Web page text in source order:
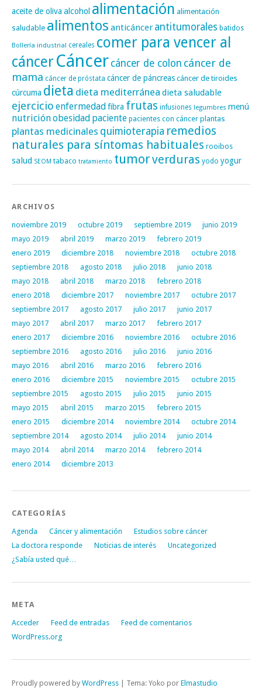
aceite de oliva alcohol alimentación alimentación
saludable alimentos anticáncer antitumorales batidos
Bollería industrial cereales comer para vencer al
cáncerCáncer cáncer de colon cáncer de
mama cáncer de próstata cáncer de páncreascáncer de tiroides
cúrcuma dieta dieta mediterránea dieta saludable
ejercicio enfermedadfibra frutas infusiones legumbres menú
nutriciónobesidad paciente pacientes con cáncer plantas
plantas medicinales quimioterapia remedios
naturales para síntomas habituales rooibos
salud SEOM tabaco tratamiento tumorverduras yodo yogur
ARCHIVOS
noviembre 2019 octubre 2019 septiembre 2019
junio 2019
mayo 2019
abril 2019 marzo 2019
febrero 2019
enero 2019
diciembre 2018 noviembre 2018
octubre 2018
septiembre 2018
agosto 2018 julio 2018
junio 2018
mayo 2018
abril 2018 marzo 2018
febrero 2018
enero 2018
diciembre 2017 noviembre 2017
octubre 2017
septiembre 2017
agosto 2017 julio 2017
junio 2017
mayo 2017
abril 2017 marzo 2017
febrero 2017
enero 2017
diciembre 2016 noviembre 2016
octubre 2016
septiembre 2016
agosto 2016 julio 2016
junio 2016
mayo 2016
abril 2016 marzo 2016
febrero 2016
enero 2016
diciembre 2015 noviembre 2015
octubre 2015
septiembre 2015
agosto 2015 julio 2015
junio 2015
mayo 2015
abril 2015 marzo 2015
febrero 2015
enero 2015
diciembre 2014 noviembre 2014
octubre 2014
septiembre 2014
agosto 2014 julio 2014
junio 2014
mayo 2014
abril 2014 marzo 2014
febrero 2014
enero 2014
diciembre 2013
CATEGORÍAS
Agenda Cáncer y alimentación
Estudios sobre cáncer
La doctora responde
Noticias de interés
Uncategorized
¿Sabía usted qué…
META
Acceder Feed de entradas
Feed de comentarios
WordPress.org
Proudly powered by WordPress Tema: Yoko por Elmastudio